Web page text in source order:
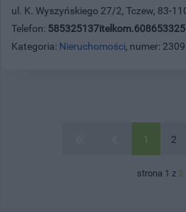
ul. K. Wyszyńskiego 27/2, Tczew, 83-
Telefon: 585325137itelkom.608653325
Kategoria: Nieruchomości, numer: 2309
1 2
strona 1 z 2